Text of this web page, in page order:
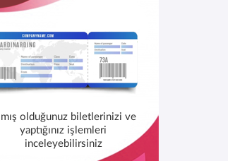
olduğunuz biletlerinizi ve
yaptığınız işlemleri
inceleyebilirsiniz